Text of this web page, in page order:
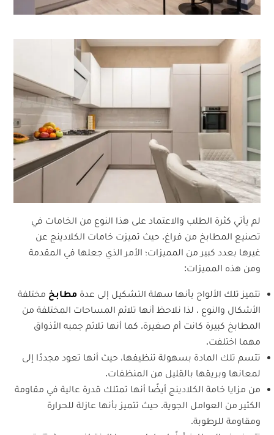
لم يأتي كثرة الطلب والاعتماد على هذا النوع من الخامات في
تصنيع المطابخ من فراغ. حيث تميزت خامات الكلادينج عن
غيرها بعدد كبير من المميزات؛ الأمر الذي جعلها في المقدمة
ومن هذه المميزات:
تتميز تلك الألواح بأنها سهلة التشكيل إلى عدةمطابخ مختلفة
الأشكال والنوع ، لذا نلاحظ أنها تلائم المساحات المختلفة من
المطابخ كبيرة كانت أم صغيرة. كما أنها تلائم جمبه الأذواق
مهما اختلفت.
تتسم تلك المادة بسهولة تنظيفها، حيث أنها تعود مجددًا إلى
لمعانها وبريقها بالقليل من المنظفات.
من مزايا خامة الكلادينج أيضًا أنها تمتلك قدرة عالية في مقاومة
الكثير من العوامل الجوية. حيث تتميز بأنها عازلة للحرارة
ومقاومة للرطوبة.